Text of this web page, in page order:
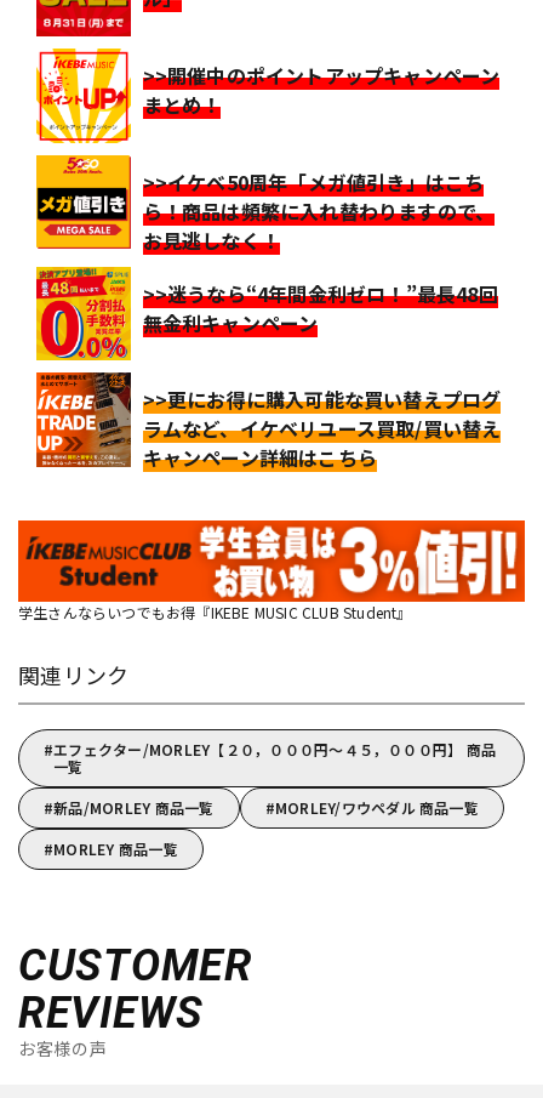
>>開催中のポイントアップキャンペーン
まとめ！
>>イケベ50周年「メガ値引き」はこち
ら！商品は頻繁に入れ替わりますので、
お見逃しなく！
>>迷うなら“4年間金利ゼロ！”最長48回
無金利キャンペーン
>>更にお得に購入可能な買い替えプログ
ラムなど、イケベリユース買取/買い替え
キャンペーン詳細はこちら
学生さんならいつでもお得『IKEBE MUSIC CLUB Student』
関連リンク
エフェクター/MORLEY【２０，０００円～４５，０００円】 商品
一覧
新品/MORLEY 商品一覧
MORLEY/ワウペダル 商品一覧
MORLEY 商品一覧
CUSTOMER
REVIEWS
お客様の声